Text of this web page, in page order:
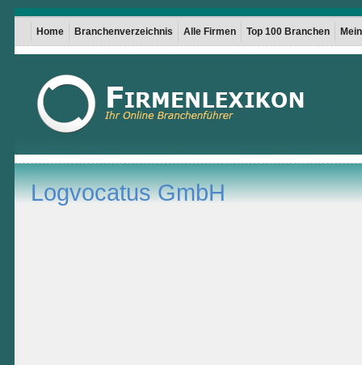
Home Branchenverzeichnis Alle Firmen Top 100 Branchen
Logvocatus GmbH